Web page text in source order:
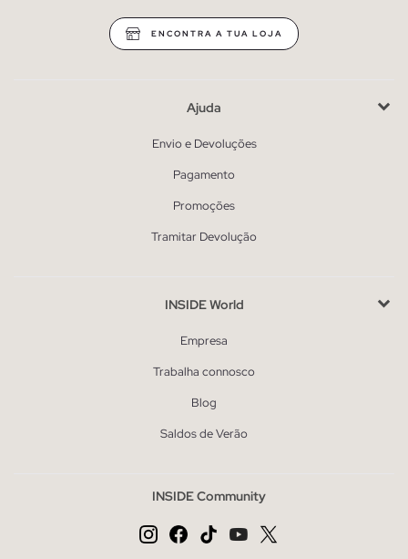
ENCONTRA A TUA LOJA
Ajuda
Envio e Devoluções
Pagamento
Promoções
Tramitar Devolução
INSIDE World
Empresa
Trabalha connosco
Blog
Saldos de Verão
INSIDE Community